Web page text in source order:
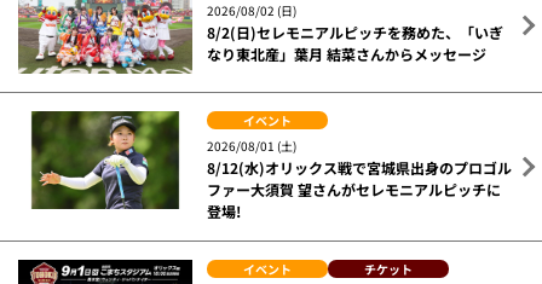
2026/08/02 (日)
8/2(日)セレモニアルピッチを務めた、「いぎ
なり東北産」葉月 結菜さんからメッセージ
イベント
2026/08/01 (土)
8/12(水)オリックス戦で宮城県出身のプロゴル
ファー大須賀 望さんがセレモニアルピッチに
登場!
イベント
チケット